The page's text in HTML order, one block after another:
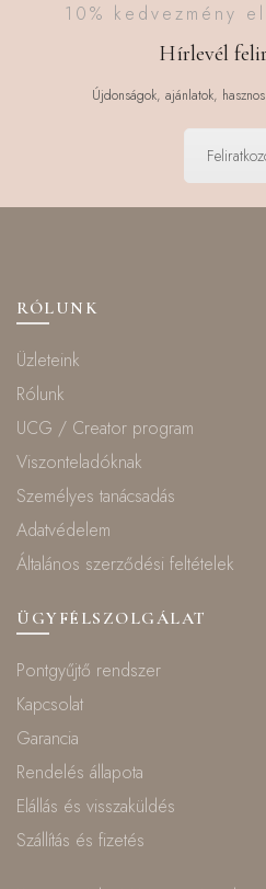
10% kedvezmény
Hírlevél
Újdonságok, ajánlatok,
RÓLUNK
Üzleteink
Rólunk
UCG / Creator program
Viszonteladóknak
Személyes tanácsadás
Adatvédelem
Általános szerződési feltételek
ÜGYFÉLSZOLGÁLAT
Pontgyűjtő rendszer
Kapcsolat
Garancia
Rendelés állapota
Elállás és visszaküldés
Szállítás és fizetés